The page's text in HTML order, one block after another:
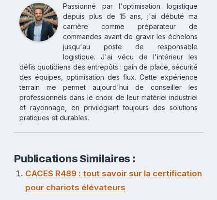
Passionné par l'optimisation logistique
depuis plus de 15 ans, j'ai débuté ma
carrière comme préparateur de
commandes avant de gravir les échelons
jusqu'au poste de responsable
logistique. J'ai vécu de l'intérieur les
défis quotidiens des entrepôts : gain de place, sécurité
des équipes, optimisation des flux. Cette expérience
terrain me permet aujourd'hui de conseiller les
professionnels dans le choix de leur matériel industriel
et rayonnage, en privilégiant toujours des solutions
pratiques et durables.
Publications Similaires :
CACES R489 : tout savoir sur la certification
pour chariots élévateurs